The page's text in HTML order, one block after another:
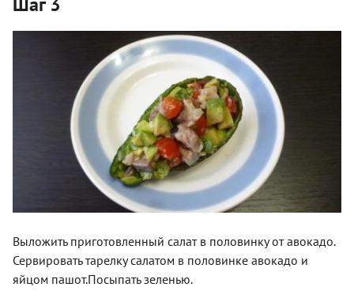
Выложить приготовленный салат в половинку от авокадо.
Сервировать тарелку салатом в половинке авокадо и
яйцом пашот.Посыпать зеленью.